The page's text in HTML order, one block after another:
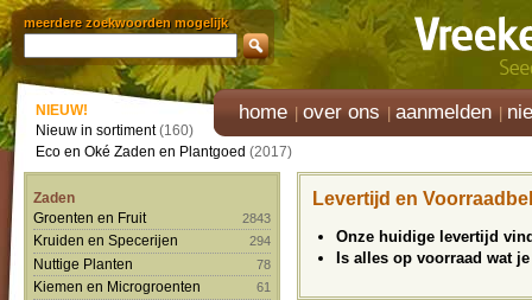
meerdere zoekwoorden mogelijk
home over ons aanmelden
NIEUW!
Nieuw in sortiment(160)
Eco en Oké Zaden en Plantgoed (2017)
Zaden
Groenten en Fruit
2843
Kruiden en Specerijen 294
Nuttige Planten 78
Kiemen en Microgroenten 61
Levertijd en
Onze huidige levertijd
Is alles op voorraad wat